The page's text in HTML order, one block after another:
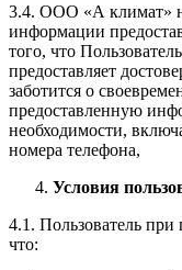
3.4. ООО «А климат»
информации
того, что
предоставляет
заботится о
предоставленную
необходимости,
номера телефона,
Условия
4.1. Пользователь
что: